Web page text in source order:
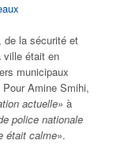
de la sécurité et
ville était en
municipaux
Amine Smihi,
actuelle» à
police nationale
était calme».